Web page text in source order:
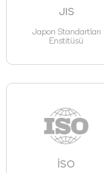
JIS
Japon Standartları
Enstitüsü
İSO